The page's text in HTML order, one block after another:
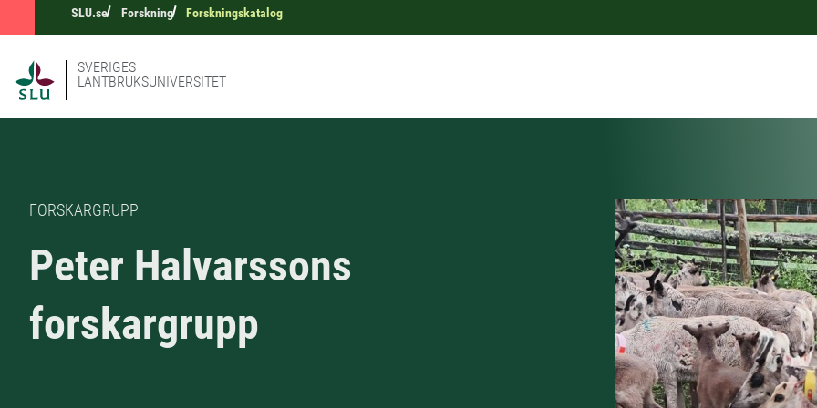
SLU.se Forskning Forskningskatalog
SVERIGES
LANTBRUKSUNIVERSITET
FORSKARGRUPP
Peter Halvarssons
forskargrupp